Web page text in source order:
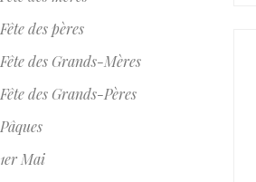
Fête des pères
Fête des Grands-Mères
Fête des Grands-Pères
Pâques
1er Mai